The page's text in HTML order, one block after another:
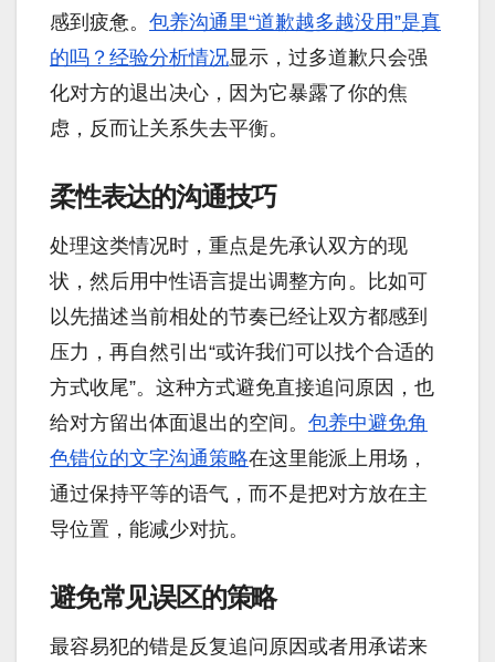
感到疲惫。 包养沟通里“道歉越多越没用”是真
的吗？经验分析情况显示，过多道歉只会强
化对方的退出决心，因为它暴露了你的焦
虑，反而让关系失去平衡。
柔性表达的沟通技巧
处理这类情况时，重点是先承认双方的现
状，然后用中性语言提出调整方向。比如可
以先描述当前相处的节奏已经让双方都感到
压力，再自然引出“或许我们可以找个合适的
方式收尾”。这种方式避免直接追问原因，也
给对方留出体面退出的空间。 包养中避免角
色错位的文字沟通策略在这里能派上用场，
通过保持平等的语气，而不是把对方放在主
导位置，能减少对抗。
避免常见误区的策略
最容易犯的错是反复追问原因或者用承诺来